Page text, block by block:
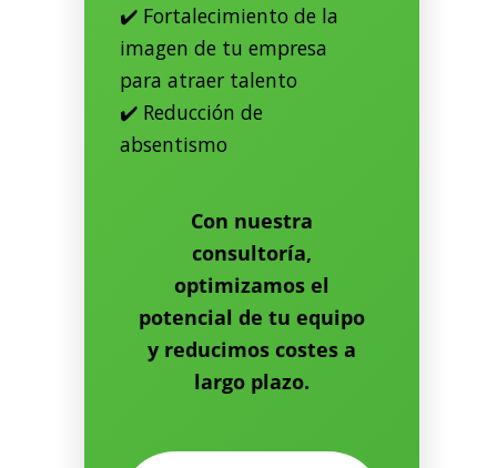
✔️ Fortalecimiento de la
imagen de tu empresa
para atraer talento
✔️ Reducción de
absentismo
Con nuestra
consultoría,
optimizamos el
potencial de tu equipo
y reducimos costes a
largo plazo.